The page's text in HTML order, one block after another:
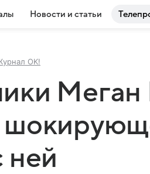
Новости и статьи
OK!
ней